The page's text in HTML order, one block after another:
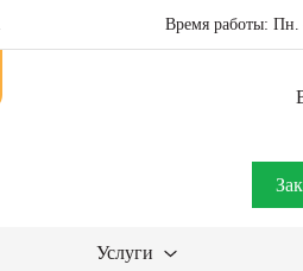
Время работы:
Услуги